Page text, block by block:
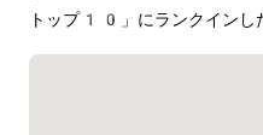
トップ10」にランクインし